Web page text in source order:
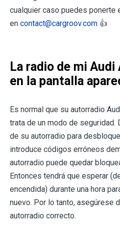
cualquier caso puedes ponerte
en contact@cargroov.com 👍
La radio de mi
en la pantalla
Es normal que su autorradio
trata de un modo de seguridad.
de su autorradio para
introduce códigos erróneos
autorradio puede quedar
Entonces tendrá que esperar
encendida) durante una hora
nuevo. Por lo tanto, asegúrese
autorradio correcto.